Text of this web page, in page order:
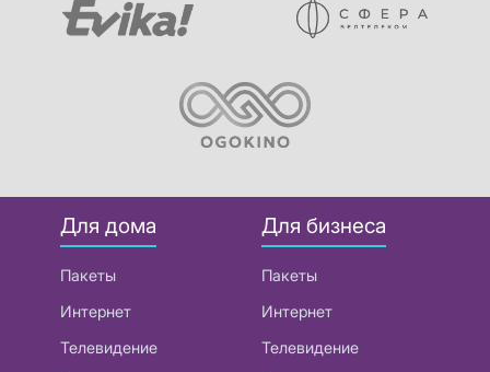
Для дома
Пакеты
Интернет
Телевидение
Для бизнеса
Пакеты
Интернет
Телевидение